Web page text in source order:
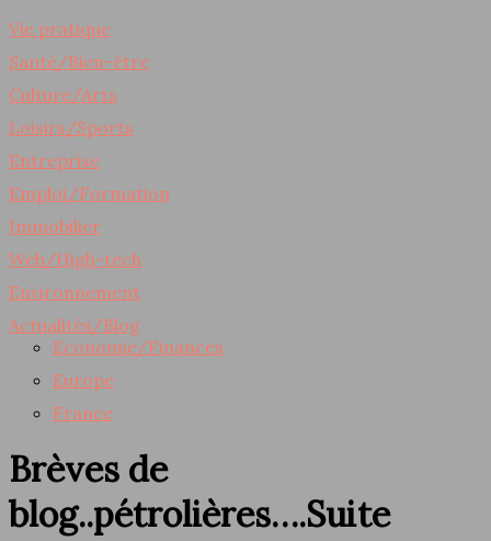
Vie pratique
Santé/Bien-être
Culture/Arts
Loisirs/Sports
Entreprise
Emploi/Formation
Immobilier
Web/High-tech
Environnement
Actualités/Blog
Economie/Finances
Europe
France
Brèves de
blog..pétrolières….Suite